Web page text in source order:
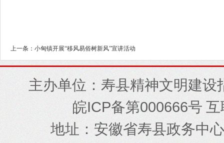
上一条：小甸镇开展“移风易俗树新风”宣讲活动
主办单位：寿县精神文明建
皖ICP备第000666号
地址 ： 安徽省寿县政务中心